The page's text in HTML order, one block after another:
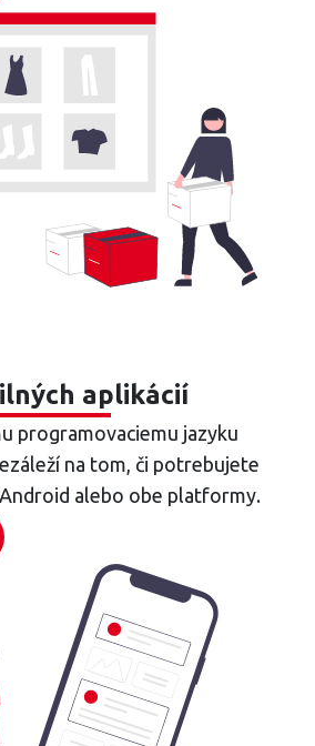
aplikácií
programovaciemu jazyku
na tom, či potrebujete
alebo obe platformy.